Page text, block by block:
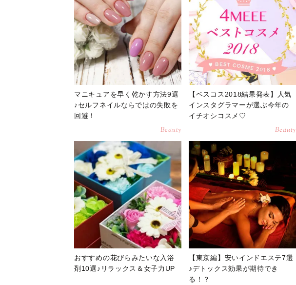
マニキュアを早く乾かす方法9選
♪セルフネイルならではの失敗を
回避！
Beauty
【ベスコス2018結果発表】人気
インスタグラマーが選ぶ今年の
イチオシコスメ♡
Beauty
おすすめの花びらみたいな入浴
剤10選♪リラックス＆女子力UP
【東京編】安いインドエステ7選
♪デトックス効果が期待でき
る！？